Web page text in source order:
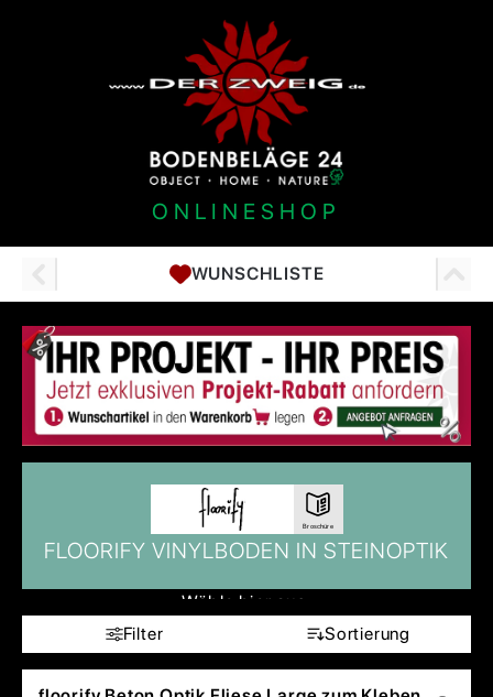
ONLINESHOP
WUNSCHLISTE
Broschüre
FLOORIFY VINYLBODEN IN STEINOPTIK
Wähle hier aus:
Filter
Sortierung